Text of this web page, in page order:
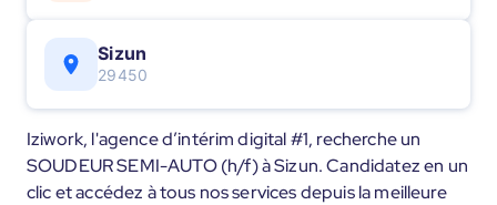
Sizun
29450
Iziwork, l'agence d’intérim digital #1, recherche un
SOUDEUR SEMI-AUTO (h/f) à Sizun. Candidatez en un
clic et accédez à tous nos services depuis la meilleure